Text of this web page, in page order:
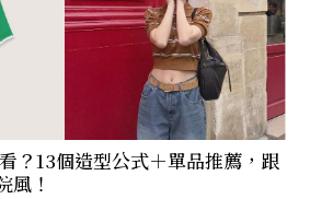
？13個造型公式＋單品推薦，跟
風！